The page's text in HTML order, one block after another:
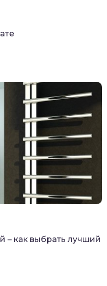
– как выбрать лучший